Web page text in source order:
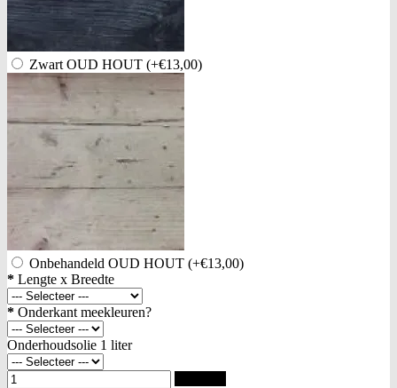
Zwart OUD HOUT (+€13,00)
Onbehandeld OUD HOUT (+€13,00)
* Lengte x Breedte
* Onderkant meekleuren?
Onderhoudsolie 1 liter